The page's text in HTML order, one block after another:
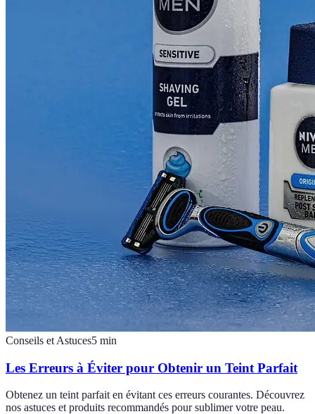
Conseils et Astuces5 min
Les Erreurs à Éviter pour Obtenir un Teint Parfait
Obtenez un teint parfait en évitant ces erreurs courantes. Découvrez
nos astuces et produits recommandés pour sublimer votre peau.